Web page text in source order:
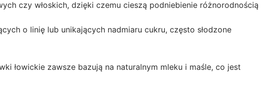
czy włoskich, dzięki czemu cieszą podniebienie różnorodnością
o linię lub unikających nadmiaru cukru, często słodzone
łowickie zawsze bazują na naturalnym mleku i maśle, co jest